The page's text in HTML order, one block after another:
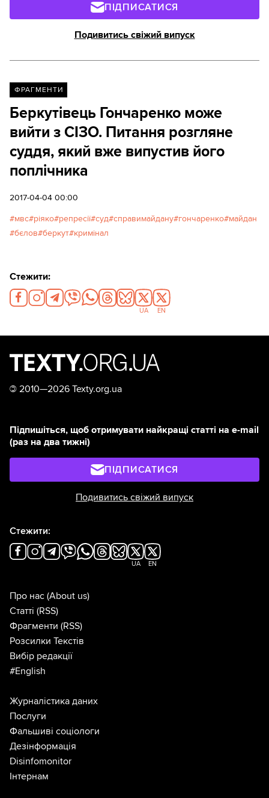
ПІДПИСАТИСЯ
Подивитись свіжий випуск
ФРАГМЕНТИ
Беркутівець Гончаренко може
вийти з СІЗО. Питання розгляне
суддя, який вже випустив його
поплічника
2017-04-04 00:00
мвс ріяко репресії суд справимайдану гончаренко майдан
бєлов беркут кримінал
Стежити:
UA EN
© 2010—2026 Texty.org.ua
Підпишіться, щоб отримувати найкращі статті на e-mail
(раз на два тижні)
ПІДПИСАТИСЯ
Подивитись свіжий випуск
Стежити:
UA EN
Про нас (About us)
Статті (RSS)
Фрагменти (RSS)
Розсилки Текстів
Вибір редакції
#English
Журналістика даних
Послуги
Фальшиві соціологи
Дезінформація
Disinfomonitor
Інтернам